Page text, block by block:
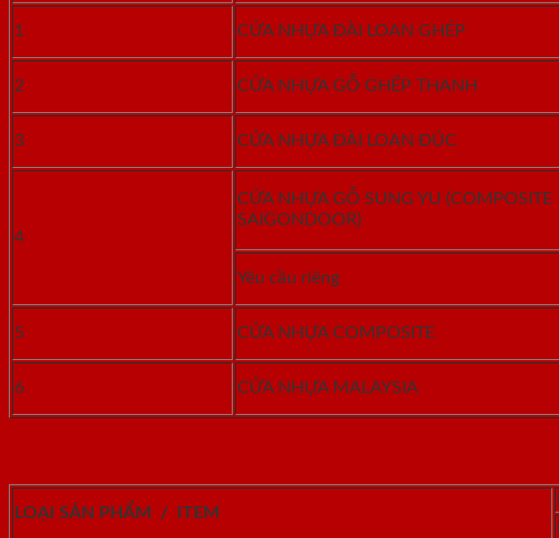
1 CỬA NHỰA ĐÀI LOAN GHÉP
2 CỬA NHỰA GỖ GHÉP THANH
3 CỬA NHỰA ĐÀI LOAN ĐÚC
4
CỬA NHỰA GỖ SUNG YU (COMPOSITE
SAIGONDOOR)
Yêu cầu riêng
5 CỬA NHỰA COMPOSITE
6 CỬA NHỰA MALAYSIA
LOẠI SẢN PHẨM / ITEM